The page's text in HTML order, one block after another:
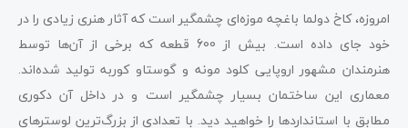
امروزه، کاخ دولما باغچه موزه‌ای چشمگیر است که آثار هنری زیادی را در
خود جای داده است. بیش از 600 قطعه که برخی از آن‌ها توسط
هنرمندان مشهور اروپایی کلود مونه و گوستاو کوربه تولید شده‌اند.
معماری این ساختمان بسیار چشمگیر است و در داخل آن دکوری
مطابق با استانداردها را خواهید دید. با تعدادی از بزرگ‌ترین لوسترهای